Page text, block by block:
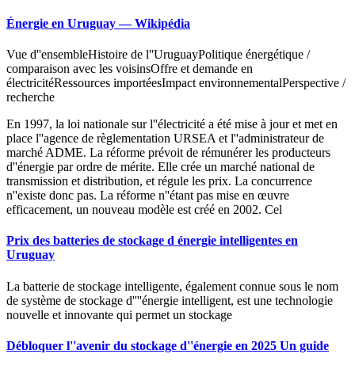
Énergie en Uruguay — Wikipédia
Vue d''ensembleHistoire de l''UruguayPolitique énergétique /
comparaison avec les voisinsOffre et demande en
électricitéRessources importéesImpact environnementalPerspective /
recherche
En 1997, la loi nationale sur l''électricité a été mise à jour et met en
place l''agence de règlementation URSEA et l''administrateur de
marché ADME. La réforme prévoit de rémunérer les producteurs
d''énergie par ordre de mérite. Elle crée un marché national de
transmission et distribution, et régule les prix. La concurrence
n''existe donc pas. La réforme n''étant pas mise en œuvre
efficacement, un nouveau modèle est créé en 2002. Cel
Prix des batteries de stockage d énergie intelligentes en
Uruguay
La batterie de stockage intelligente, également connue sous le nom
de système de stockage d''''énergie intelligent, est une technologie
nouvelle et innovante qui permet un stockage
Débloquer l''avenir du stockage d''énergie en 2025 Un guide